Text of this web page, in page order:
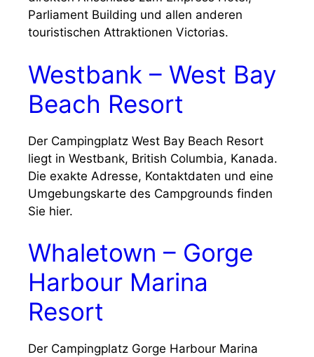
Parliament Building und allen anderen
touristischen Attraktionen Victorias.
Westbank – West Bay
Beach Resort
Der Campingplatz West Bay Beach Resort
liegt in Westbank, British Columbia, Kanada.
Die exakte Adresse, Kontaktdaten und eine
Umgebungskarte des Campgrounds finden
Sie hier.
Whaletown – Gorge
Harbour Marina
Resort
Der Campingplatz Gorge Harbour Marina